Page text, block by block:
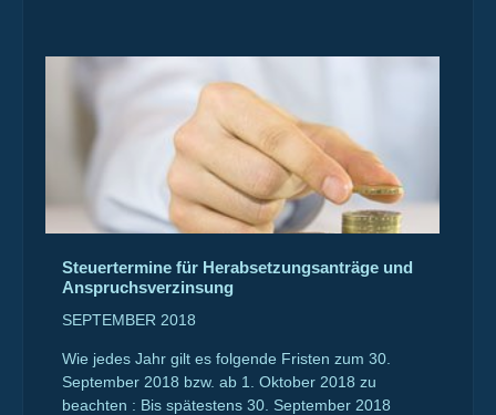
Steuertermine für Herabsetzungsanträge und
Anspruchsverzinsung
SEPTEMBER 2018
Wie jedes Jahr gilt es folgende Fristen zum 30.
September 2018 bzw. ab 1. Oktober 2018 zu
beachten : Bis spätestens 30. September 2018